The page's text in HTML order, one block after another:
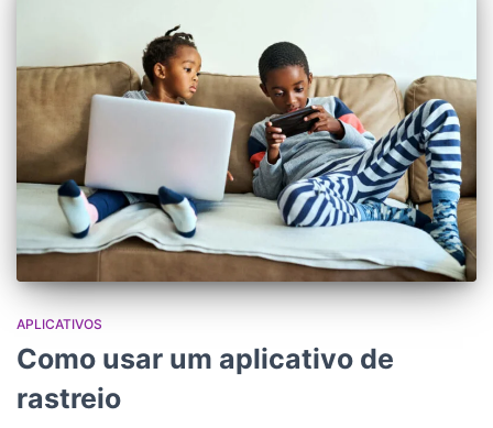
APLICATIVOS
Como usar um aplicativo de
rastreio